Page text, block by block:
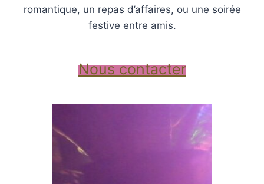
romantique, un repas d’affaires, ou une soirée
festive entre amis.
Nous contacter